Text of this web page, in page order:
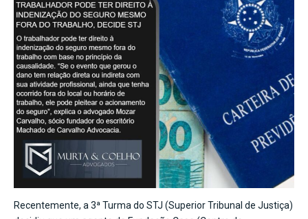
Recentemente, a 3ª Turma do STJ (Superior Tribunal de Justiça)